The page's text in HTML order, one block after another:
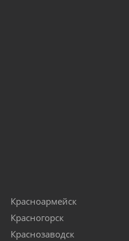
Красноармейск
Красногорск
Краснозаводск